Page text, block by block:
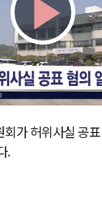
가 허위사실 공
.